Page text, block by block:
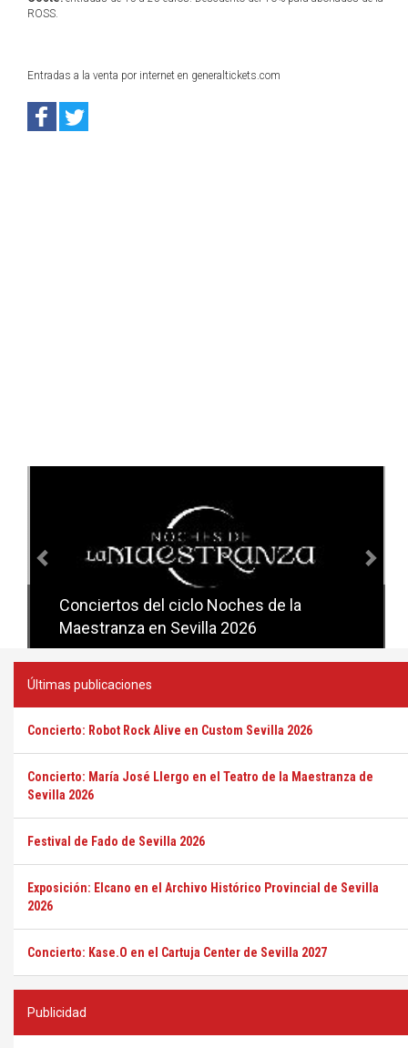
ROSS.
Entradas a la venta por internet en generaltickets.com
Conciertos del ciclo Noches de la
Maestranza en Sevilla 2026
Conciertos del ciclo Candlelight en
Sevilla
Últimas publicaciones
Concierto: Robot Rock Alive en Custom Sevilla 2026
Concierto: María José Llergo en el Teatro de la Maestranza de
Sevilla 2026
Festival de Fado de Sevilla 2026
Exposición: Elcano en el Archivo Histórico Provincial de Sevilla
2026
Concierto: Kase.O en el Cartuja Center de Sevilla 2027
Publicidad